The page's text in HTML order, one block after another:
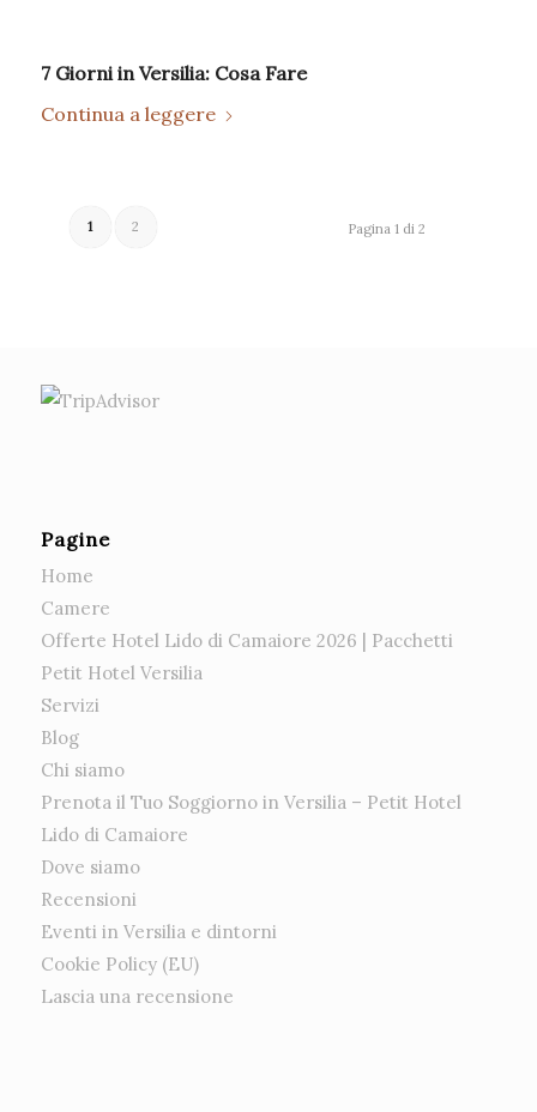
7 Giorni in Versilia: Cosa Fare
Continua a leggere
Pagina 1 di 2
1 2
Pagine
Home
Camere
Offerte Hotel Lido di Camaiore 2026 | Pacchetti
Petit Hotel Versilia
Servizi
Blog
Chi siamo
Prenota il Tuo Soggiorno in Versilia – Petit Hotel
Lido di Camaiore
Dove siamo
Recensioni
Eventi in Versilia e dintorni
Cookie Policy (EU)
Lascia una recensione